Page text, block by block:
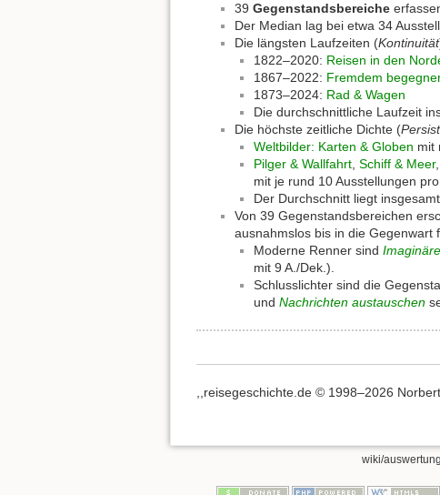
39 Gegenstandsbereiche
Der Median lag bei etwa 34
Die längsten Laufzeiten (Kontinuität
1822–2020: Reisen in den
1867–2022: Fremdem
1873–2024: Rad & Wagen
Die durchschnittliche Laufzeit
Die höchste zeitliche Dichte (
Weltbilder: Karten & Globen mit
Pilger & Wallfahrt, Schiff & Meer,
mit je rund 10 Ausstellungen
Der Durchschnitt liegt
Von 39 Gegenstandsbereichen
ausnahmslos bis in die Gegenwart
Moderne Renner sind
mit 9 A./Dek.).
Schlusslichter sind die
und Nachrichten austauschen
,,reisegeschichte.de © 1998–2026
wiki/